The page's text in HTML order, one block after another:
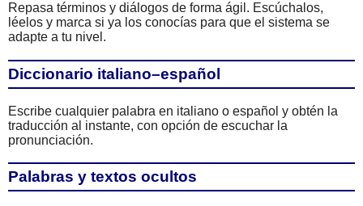
Repasa términos y diálogos de forma ágil. Escúchalos,
léelos y marca si ya los conocías para que el sistema se
adapte a tu nivel.
Diccionario italiano–español
Escribe cualquier palabra en italiano o español y obtén la
traducción al instante, con opción de escuchar la
pronunciación.
Palabras y textos ocultos